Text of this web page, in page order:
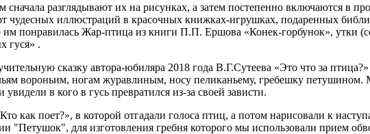
сначала разглядывают их на рисунках, а затем постепенно включаются в
чудесных иллюстраций в красочных книжках-игрушках, подаренных
понравилась Жар-птица из книги П.П. Ершова «Конек-горбунок», утки
гуся» .
сказку автора-юбиляра 2018 года В.Г.Сутеева «Это что за
вороньим, ногам журавлиным, носу пеликаньему, гребешку
в кого в гусь превратился из-за своей зависти.
как поет?», в которой отгадали голоса птиц, а потом нарисовали к
"Петушок", для изготовления гребня которого мы использовали прием